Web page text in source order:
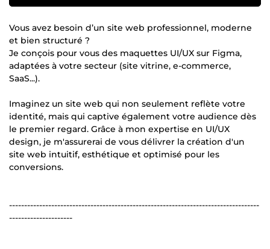
Vous avez besoin d’un site web professionnel, moderne
et bien structuré ?
Je conçois pour vous des maquettes UI/UX sur Figma,
adaptées à votre secteur (site vitrine, e-commerce,
SaaS...).
Imaginez un site web qui non seulement reflète votre
identité, mais qui captive également votre audience dès
le premier regard. Grâce à mon expertise en UI/UX
design, je m'assurerai de vous délivrer la création d'un
site web intuitif, esthétique et optimisé pour les
conversions.
-----------------------------------------------------------------------------------
---------------------